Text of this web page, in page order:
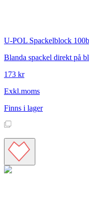
U-POL Spackelblock
Blanda spackel direkt på
173 kr
Exkl.moms
Finns i lager